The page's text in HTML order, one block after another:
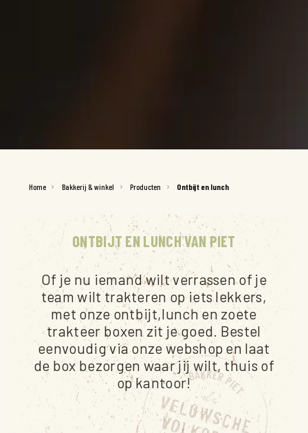
Home Bakkerij & winkel Producten Ontbijt en lunch
ONTBIJT EN LUNCH VAN PIET
Of je nu iemand wilt verrassen of je
team wilt trakteren op iets lekkers,
met onze ontbijt,lunch en zoete
trakteer boxen zit je goed. Bestel
eenvoudig via onze webshop en laat
de box bezorgen waar jij wilt, thuis of
op kantoor!